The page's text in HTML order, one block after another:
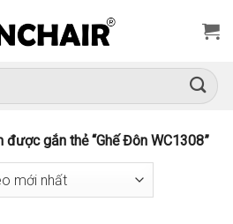
được gắn thẻ “Ghế Đôn WC1308”